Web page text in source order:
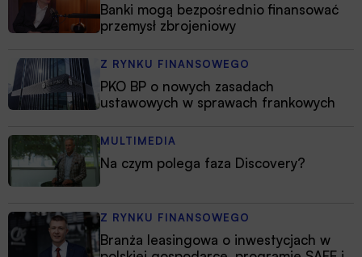
Banki mogą bezpośrednio finansować
przemysł zbrojeniowy
Z RYNKU FINANSOWEGO
PKO BP o nowych zasadach
ustawowych w sprawach frankowych
MULTIMEDIA
Na czym polega faza Discovery?
Z RYNKU FINANSOWEGO
Branża leasingowa o inwestycjach w